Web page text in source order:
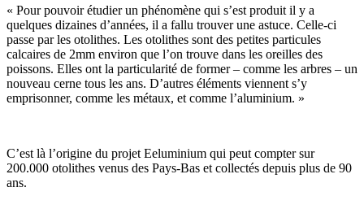
« Pour pouvoir étudier un phénomène qui s’est produit il y a
quelques dizaines d’années, il a fallu trouver une astuce. Celle-ci
passe par les otolithes. Les otolithes sont des petites particules
calcaires de 2mm environ que l’on trouve dans les oreilles des
poissons. Elles ont la particularité de former – comme les arbres – un
nouveau cerne tous les ans. D’autres éléments viennent s’y
emprisonner, comme les métaux, et comme l’aluminium. »
C’est là l’origine du projet Eeluminium qui peut compter sur
200.000 otolithes venus des Pays-Bas et collectés depuis plus de 90
ans.